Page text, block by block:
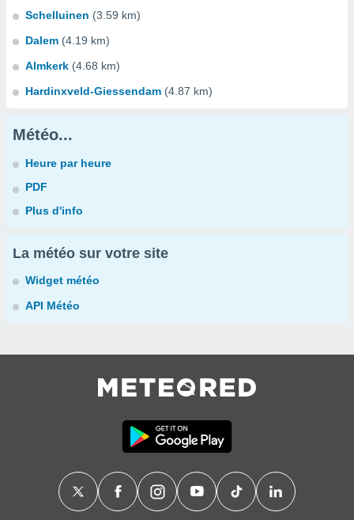
Schelluinen (3.59 km)
Dalem (4.19 km)
Almkerk (4.68 km)
Hardinxveld-Giessendam (4.87 km)
Météo...
Heure par heure
PDF
Plus d'info
La météo sur votre site
Widget météo
API Météo